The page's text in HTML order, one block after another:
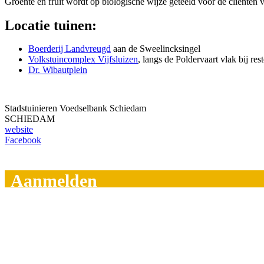
Locatie tuinen:
Boerderij Landvreugd aan de Sweelincksingel
Volkstuincomplex Vijfsluizen, langs de Poldervaart vlak bij
Dr. Wibautplein
Stadstuinieren Voedselbank Schiedam
SCHIEDAM
website
Facebook
Aanmelden